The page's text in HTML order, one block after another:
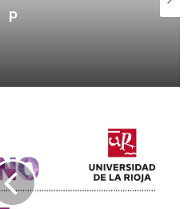
Gobierno de La Rioja.
p